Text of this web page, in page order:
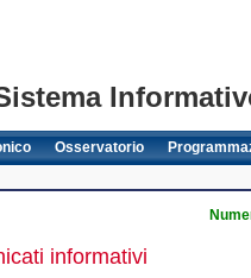
Osservatorio
informativi